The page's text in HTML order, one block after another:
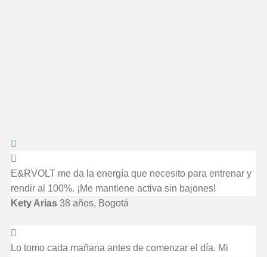
E&RVOLT me da la energía que necesito para entrenar y
rendir al 100%. ¡Me mantiene activa sin bajones!
Kety Arias 38 años, Bogotá
Lo tomo cada mañana antes de comenzar el día. Mi